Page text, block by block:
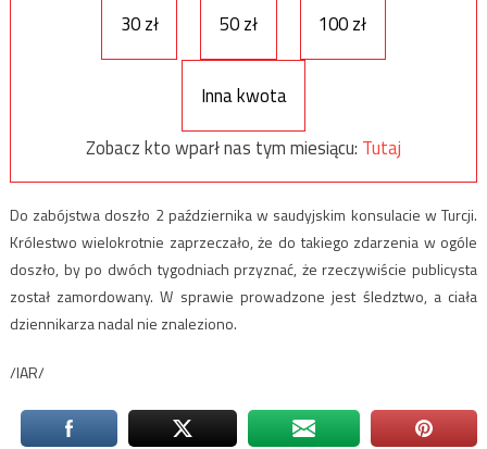
30 zł 50 zł 100 zł
Inna kwota
Zobacz kto wparł nas tym miesiącu: Tutaj
Do zabójstwa doszło 2 października w saudyjskim konsulacie w Turcji.
Królestwo wielokrotnie zaprzeczało, że do takiego zdarzenia w ogóle
doszło, by po dwóch tygodniach przyznać, że rzeczywiście publicysta
został zamordowany. W sprawie prowadzone jest śledztwo, a ciała
dziennikarza nadal nie znaleziono.
/IAR/